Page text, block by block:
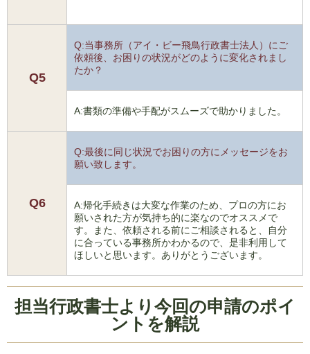
Q5
Q:当事務所（アイ・ビー飛鳥行政書士法人）にご
依頼後、お困りの状況がどのように変化されまし
たか？
A:書類の準備や手配がスムーズで助かりました。
Q6
Q:最後に同じ状況でお困りの方にメッセージをお
願い致します。
A:帰化手続きは大変な作業のため、プロの方にお
願いされた方が気持ち的に楽なのでオススメで
す。また、依頼される前にご相談されると、自分
に合っている事務所かわかるので、是非利用して
ほしいと思います。ありがとうございます。
担当行政書士より今回の申請のポイ
ントを解説